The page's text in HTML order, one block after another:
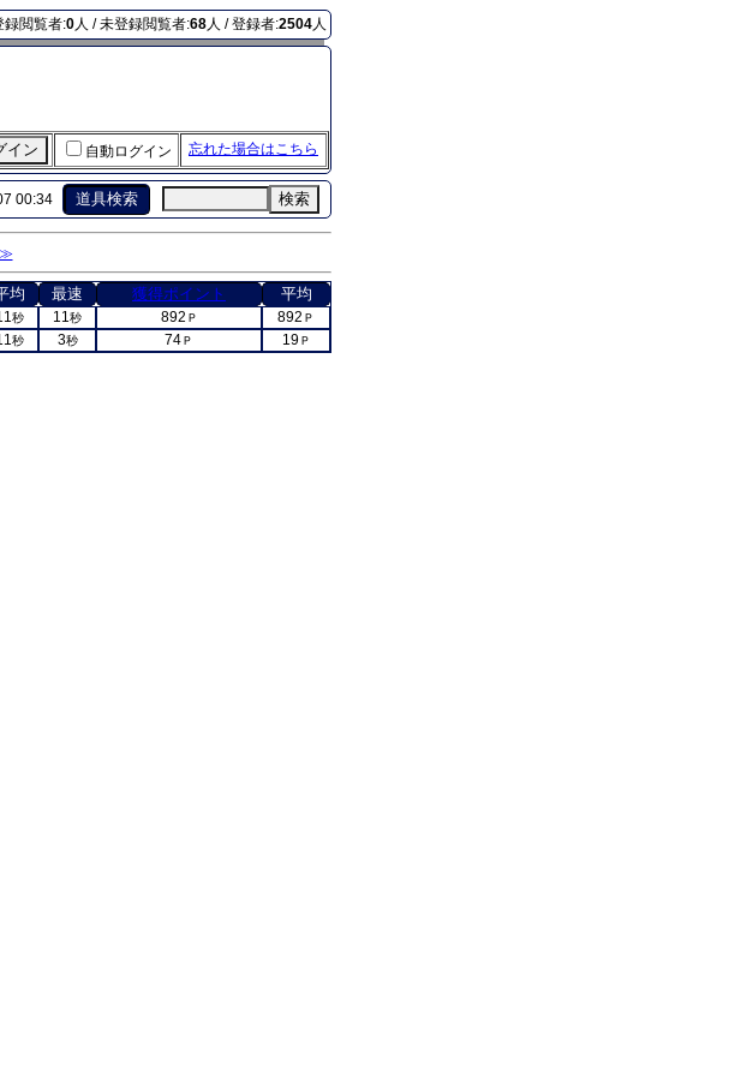
録閲覧者:0人 / 未登録閲覧者:68人 / 登録者:2504人
自動ログイン 忘れた場合はこちら
00:34 道具検索 検索
均 最速 獲得ポイント 平均
秒 11秒 892 Ｐ 892 Ｐ
秒 3秒 74Ｐ 19Ｐ